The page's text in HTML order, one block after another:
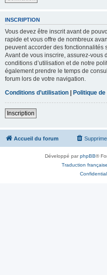
INSCRIPTION
Vous devez être inscrit avant de
rapide et vous offre de nombreux
peuvent accorder des fonctionnalités
Avant de vous inscrire, assurez-vous
conditions d’utilisation et de notre
également prendre le temps de
forum lors de votre navigation.
Conditions d’utilisation | Politique
Inscription
Accueil du forum
Développé parphpBB®
Traduction